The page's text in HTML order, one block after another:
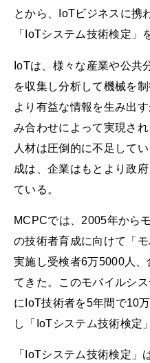
とから、IoTビジネスに携
「IoTシステム技術検定」
IoTは、様々な産業や公共
を収集し分析して機械を
より有益な情報を生み出
み合わせによって実現さ
人材は圧倒的に不足して
成は、企業はもとより政
ている。
MCPCでは、2005年から
の技術者育成に向けて「
実施し受検者6万5000人
てきた。このモバイルシ
にIoT技術者を5年間で10
し「IoTシステム技術検定
「IoTシステム技術検定